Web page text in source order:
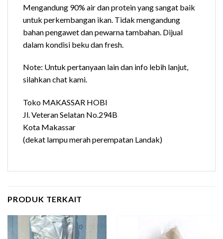
Mengandung 90% air dan protein yang sangat baik
untuk perkembangan ikan. Tidak mengandung
bahan pengawet dan pewarna tambahan. Dijual
dalam kondisi beku dan fresh.
Note: Untuk pertanyaan lain dan info lebih lanjut,
silahkan chat kami.
Toko MAKASSAR HOBI
Jl. Veteran Selatan No.294B
Kota Makassar
(dekat lampu merah perempatan Landak)
PRODUK TERKAIT